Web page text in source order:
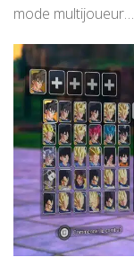
mode